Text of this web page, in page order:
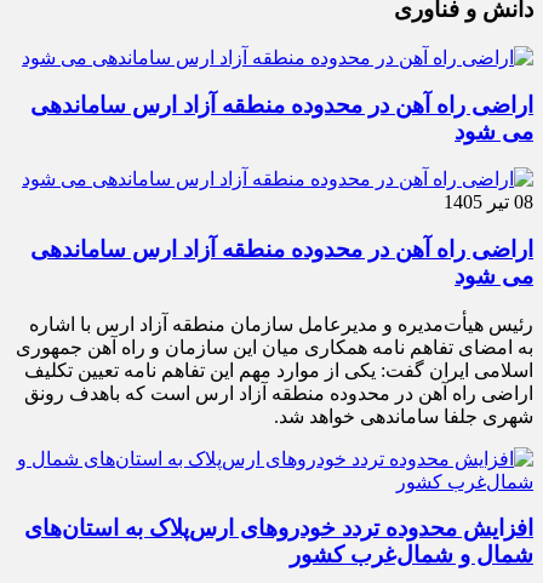
دانش و فناوری
اراضی راه آهن در محدوده منطقه آزاد ارس ساماندهی
می شود
08 تیر 1405
اراضی راه آهن در محدوده منطقه آزاد ارس ساماندهی
می شود
رئیس هیأت‌مدیره و مدیرعامل سازمان منطقه آزاد ارس با اشاره
به امضای تفاهم نامه همکاری میان این سازمان و راه آهن جمهوری
اسلامی ایران گفت: یکی از موارد مهم این تفاهم نامه تعیین تکلیف
اراضی راه آهن در محدوده منطقه آزاد ارس است که باهدف رونق
شهری جلفا ساماندهی خواهد شد.
افزایش محدوده تردد خودروهای ارس‌پلاک به استان‌های
شمال و شمال‌غرب کشور